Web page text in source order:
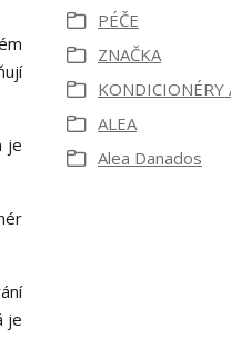
je
je
PÉČE
ZNAČKA
KONDICIONÉRY
ALEA
Alea Danados